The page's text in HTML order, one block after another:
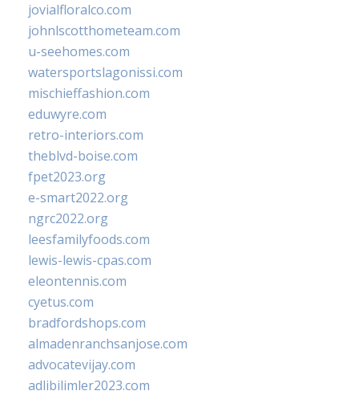
jovialfloralco.com
johnlscotthometeam.com
u-seehomes.com
watersportslagonissi.com
mischieffashion.com
eduwyre.com
retro-interiors.com
theblvd-boise.com
fpet2023.org
e-smart2022.org
ngrc2022.org
leesfamilyfoods.com
lewis-lewis-cpas.com
eleontennis.com
cyetus.com
bradfordshops.com
almadenranchsanjose.com
advocatevijay.com
adlibilimler2023.com